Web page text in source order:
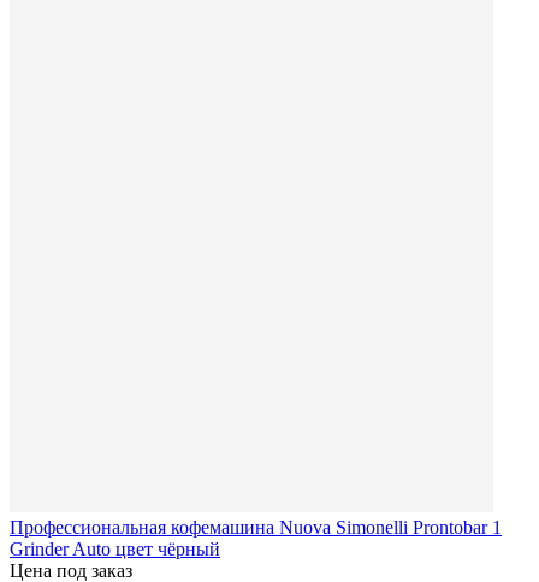
Профессиональная кофемашина Nuova Simonelli Prontobar 1
Grinder Auto цвет чёрный
Цена под заказ